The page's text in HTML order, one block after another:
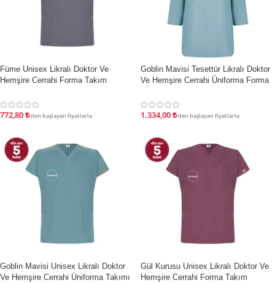
İndirim
Füme Unisex Likralı Doktor Ve
Hemşire Cerrahi Forma Takım
772,80₺'den başlayan fiyatlarla
İndirim
Goblin Mavisi Tesettür Likralı Doktor
Ve Hemşire Cerrahi Üniforma Forma
1.334,00₺'den başlayan fiyatlarla
İndirim
Goblin Mavisi Unisex Likralı Doktor
Ve Hemşire Cerrahi Üniforma Takımı
İndirim
Gül Kurusu Unisex Likralı Doktor Ve
Hemşire Cerrahi Forma Takım